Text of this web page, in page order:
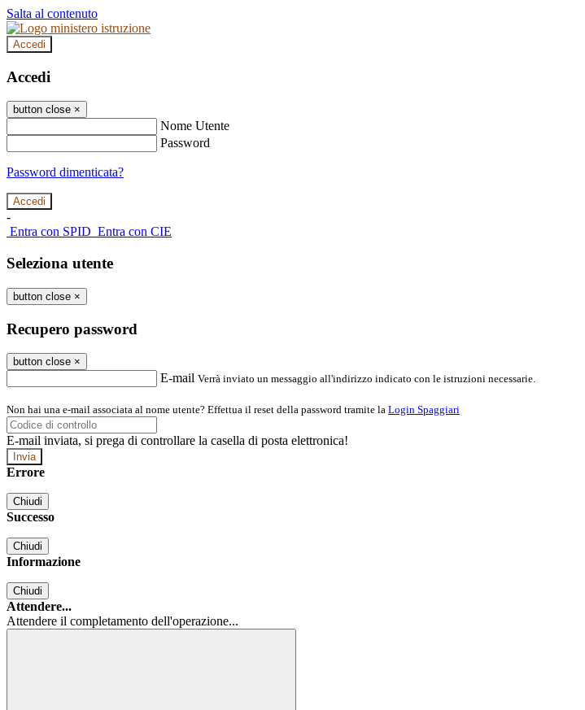
Salta al contenuto
Accedi
Accedi
button close ×
Nome Utente
Password
Password dimenticata?
-
Entra con SPID Entra con CIE
Seleziona utente
button close ×
Recupero password
button close ×
E-mail Verrà inviato un messaggio all'indirizzo indicato con le istruzioni necessarie.
Non hai una e-mail associata al nome utente? Effettua il reset della password tramite la Login Spaggiari
E-mail inviata, si prega di controllare la casella di posta elettronica!
Errore
Chiudi
Successo
Chiudi
Informazione
Chiudi
Attendere...
Attendere il completamento dell'operazione...